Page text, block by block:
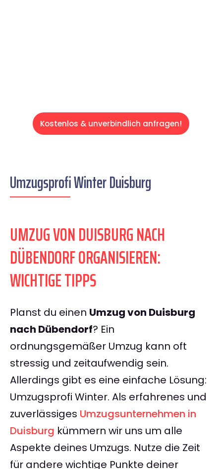
Kostenlos & unverbindlich anfragen!
Umzugsprofi Winter Duisburg
UMZUG VON DUISBURG NACH
DÜBENDORF ORGANISIEREN:
WICHTIGE TIPPS
Planst du einen Umzug von Duisburg
nach Dübendorf? Ein
ordnungsgemäßer Umzug kann oft
stressig und zeitaufwendig sein.
Allerdings gibt es eine einfache Lösung:
Umzugsprofi Winter. Als erfahrenes und
zuverlässiges Umzugsunternehmen in
Duisburg kümmern wir uns um alle
Aspekte deines Umzugs. Nutze die Zeit
für andere wichtige Punkte deiner